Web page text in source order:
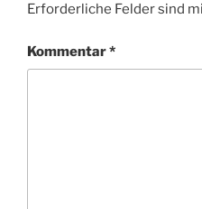
Erforderliche Felder sind
Kommentar*